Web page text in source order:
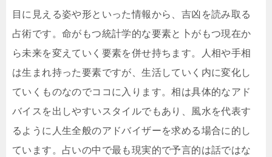
目に見える姿や形といった情報から、吉凶を読み取る
占術です。命がもつ統計学的な要素と卜がもつ現在か
ら未来を変えていく要素を併せ持ちます。人相や手相
は生まれ持った要素ですが、生活していく内に変化し
ていくものなのでココに入ります。相は具体的なアド
バイスを出しやすいスタイルでもあり、風水を代表す
るように人生全般のアドバイザーを求める場合に的し
ています。占いの中で最も現実的で予言的は話ではな